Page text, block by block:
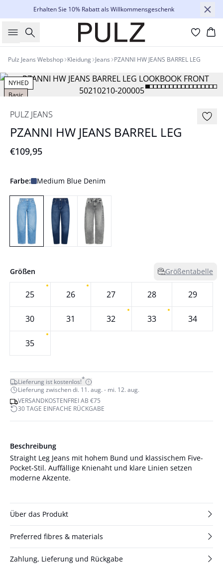
Erhalten Sie 10% Rabatt als Willkommensgeschenk
Suche
Pulz Jeans Webshop Kleidung Jeans PZANNI HW JEANS BARREL LEG
NYHED
Basic
PULZ JEANS
PZANNI HW JEANS BARREL LEG
€109,95
Farbe: Medium Blue Denim
Größen Größentabelle
25 26 27 28 29
30 31 32 33 34
35
Lieferung ist kostenlos!*
Lieferung zwischen di. 11. aug. - mi. 12. aug.
VERSANDKOSTENFREI AB €75
30 TAGE EINFACHE RÜCKGABE
Beschreibung
Straight Leg Jeans mit hohem Bund und klassischem Five-
Pocket-Stil. Auffällige Knienaht und klare Linien setzen
moderne Akzente.
Über das Produkt
Preferred fibres & materials
Zahlung, Lieferung und Rückgabe